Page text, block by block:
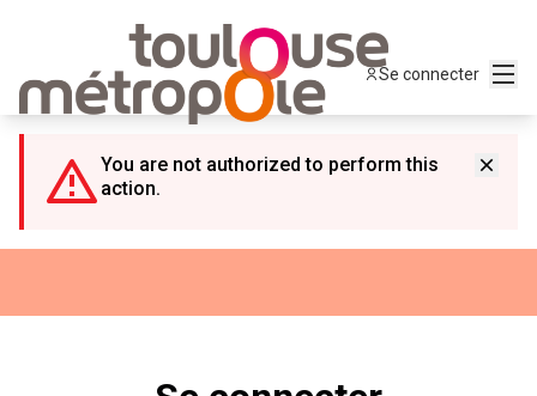
Se connecter
You are not authorized to perform this
action.